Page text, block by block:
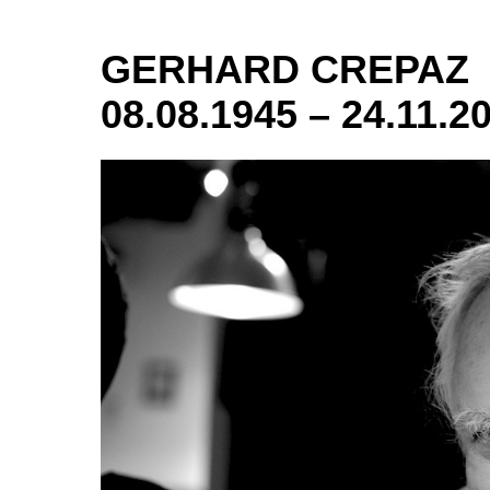
GERHARD CREPAZ
08.08.1945 –